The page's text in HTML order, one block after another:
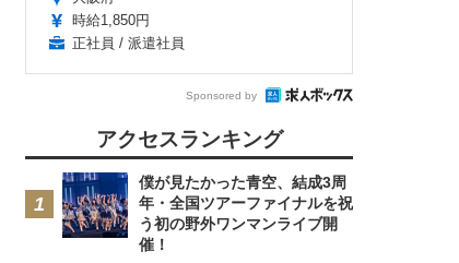
時給1,850円
正社員 / 派遣社員
Sponsored by
アクセスランキング
僕が見たかった青空、結成3周
年・全国ツアーファイナルを祝
う初の野外ワンマンライブ開
催！